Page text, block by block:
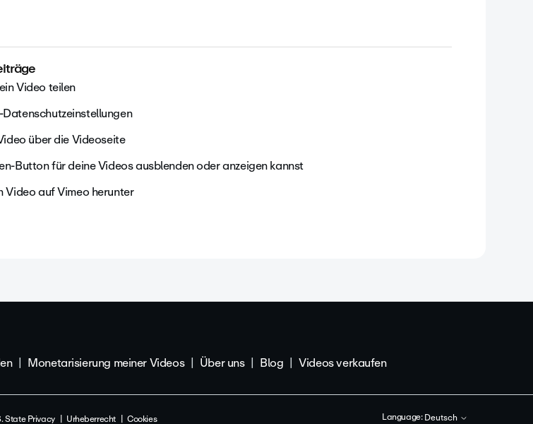
Video teilen
über die Videoseite
Button für deine Videos ausblenden oder anzeigen kannst
Video auf Vimeo herunter
Monetarisierung meiner Videos Über uns Blog Videos verkaufen
State Privacy Urheberrecht Cookies Language:Deutsch